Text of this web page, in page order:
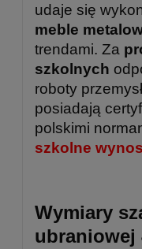
udaje się
meble
trendami. Za
szkolnych
roboty
posiadają
polskimi
szkolne
Wymiary
ubraniowej